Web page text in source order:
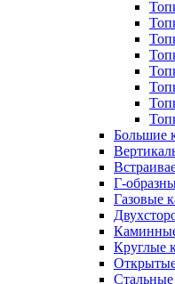
Большие
Г-
Газовые
Круглые